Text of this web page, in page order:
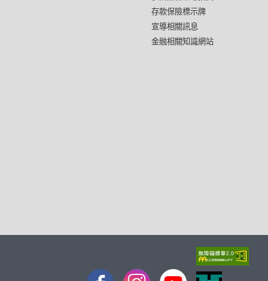
存款保險標示牌
宣導相關訊息
金融相關知識網站
youtube